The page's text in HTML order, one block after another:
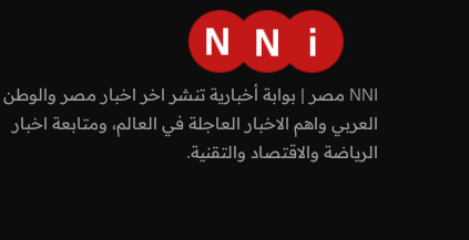
NNI مصر | بوابة أخبارية تنشر اخر اخبار مصر والوطن
العربي واهم الاخبار العاجلة في العالم، ومتابعة اخبار
الرياضة والاقتصاد والتقنية.